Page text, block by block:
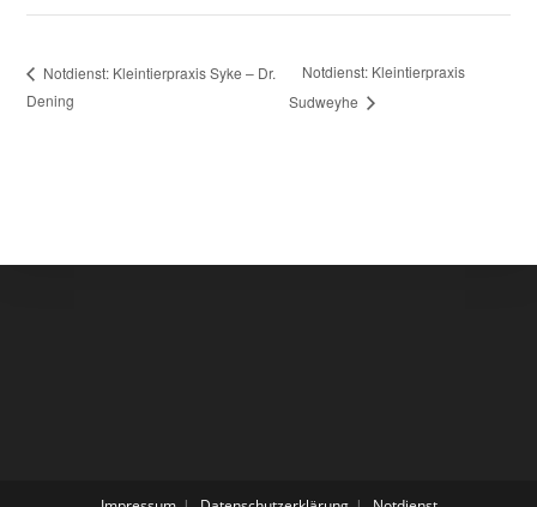
Notdienst: Kleintierpraxis Syke – Dr.
Dening
Notdienst: Kleintierpraxis
Sudweyhe